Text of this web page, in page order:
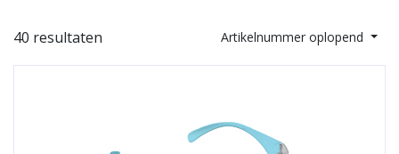
40 resultaten Artikelnummer oplopend